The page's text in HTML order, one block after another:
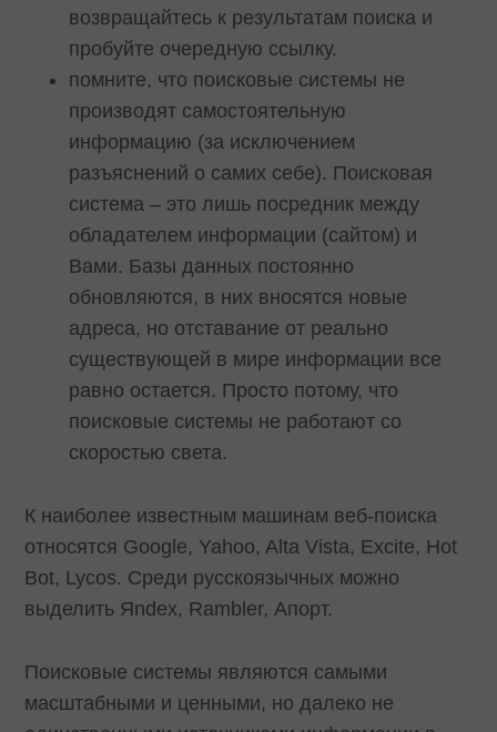
возвращайтесь к результатам поиска и
пробуйте очередную ссылку.
помните, что поисковые системы не
производят самостоятельную
информацию (за исключением
разъяснений о самих себе). Поисковая
система – это лишь посредник между
обладателем информации (сайтом) и
Вами. Базы данных постоянно
обновляются, в них вносятся новые
адреса, но отставание от реально
существующей в мире информации все
равно остается. Просто потому, что
поисковые системы не работают со
скоростью света.
К наиболее известным машинам веб-поиска
относятся Google, Yahoo, Alta Vista, Excite, Hot
Bot, Lycos. Среди русскоязычных можно
выделить Яndex, Rambler, Апорт.
Поисковые системы являются самыми
масштабными и ценными, но далеко не